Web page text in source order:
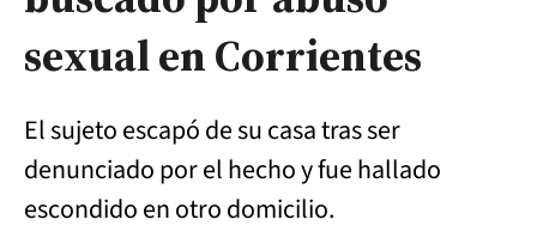
sexual en Corrientes
El sujeto escapó de su casa tras ser
denunciado por el hecho y fue hallado
escondido en otro domicilio.